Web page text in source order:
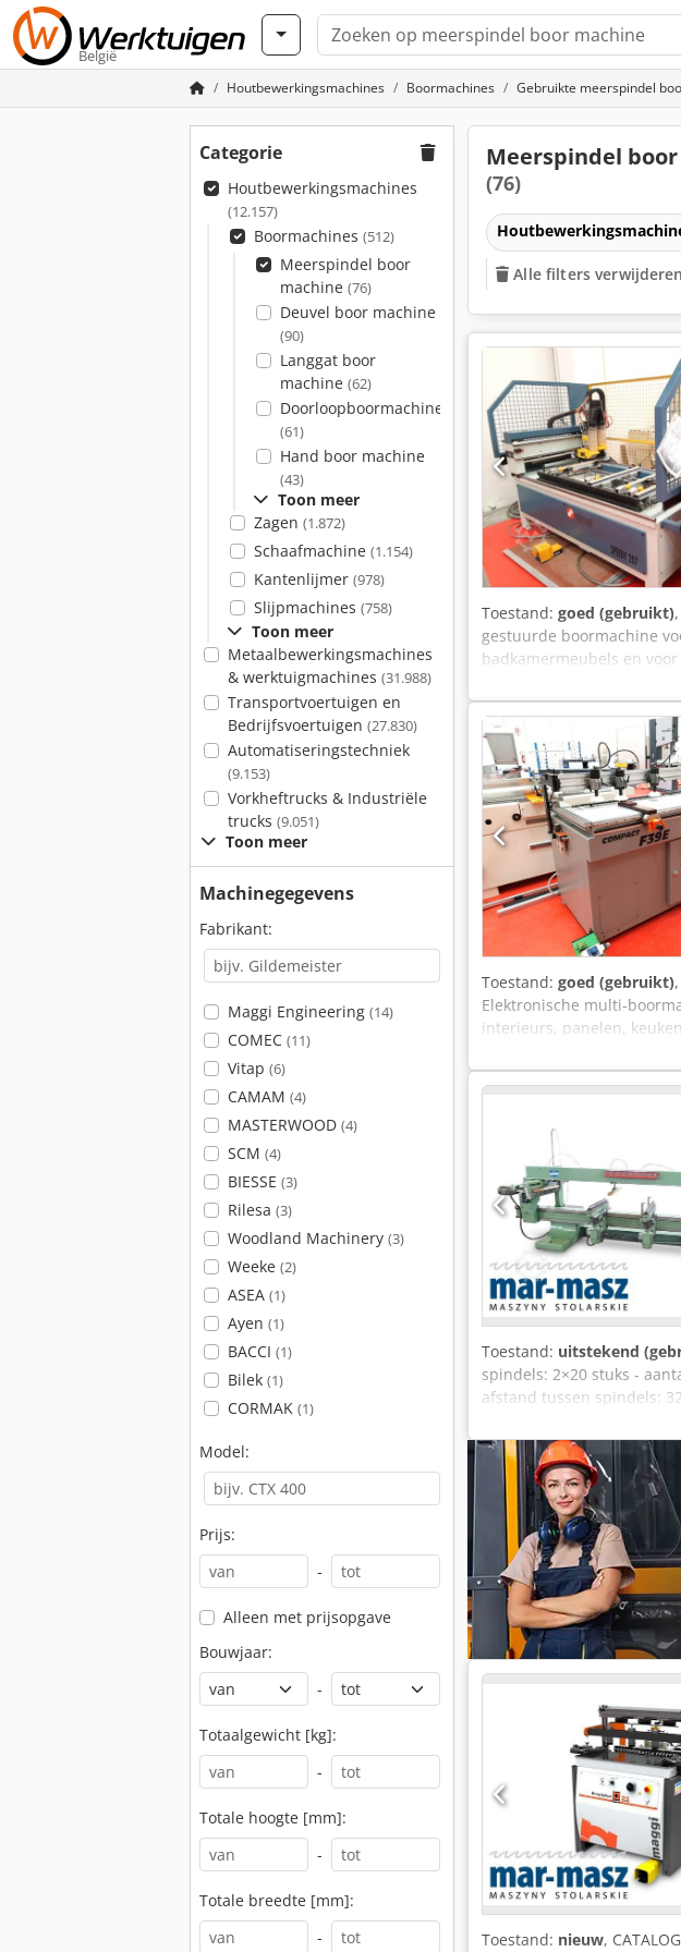
België
Houtbewerkingsmachines Boormachines Gebruikte meerspindel
Categorie
Houtbewerkingsmachines
(12.157)
Boormachines (512)
Meerspindel boor
machine (76)
Deuvel boor machine
(90)
Langgat boor
machine (62)
Doorloopboormachines
(61)
Hand boor machine
(43)
Toon meer
Zagen (1.872)
Schaafmachine (1.154)
Kantenlijmer (978)
Slijpmachines (758)
Toon meer
Metaalbewerkingsmachines
& werktuigmachines (31.988)
Transportvoertuigen en
Bedrijfsvoertuigen (27.830)
Automatiseringstechniek
(9.153)
Vorkheftrucks & Industriële
trucks (9.051)
Toon meer
Machinegegevens
Fabrikant:
Maggi Engineering (14)
COMEC (11)
Vitap (6)
CAMAM (4)
MASTERWOOD (4)
SCM (4)
BIESSE (3)
Rilesa (3)
Woodland Machinery (3)
Weeke (2)
ASEA (1)
Ayen (1)
BACCI (1)
Bilek (1)
CORMAK (1)
Model:
Prijs:
-
Alleen met prijsopgave
Bouwjaar:
-
Totaalgewicht [kg]:
-
Totale hoogte [mm]:
-
Totale breedte [mm]:
-
Meerspindel
(76)
Alle filters verwijderen
Toestand: goed (gebruikt)
gestuurde boormachine
badkamermeubels en
dubbele horizontale,
– zaagtoerental 6000 tpm.
zijdelingse aanslagen,
2800 x 750 mm te
met een capaciteit van 16
mm. Klemcilinders voor
met interactieve grafische
werking, grafische,
aanwezigheid van
Totale afmetingen –
Toestand: goed (gebruikt)
Elektronische multi-
interieurs, panelen,
voor horizontaal en
tandwielmotor en
Spindeltoerental: 4000
1216 mm Boordiepte: 65
elektrisch vermogen: 4,1
VERKOCHT IN DE STAAT
Toestand: uitstekend
spindels: 2×20 stuks -
afstand tussen spindels:
stuk: 3400 mm -
rechts/links -
boren, bevestigd op
luchtbehoefte: 6-8 bar -
12.900 PLN Dodpfxjzr U
kunnen variëren bij
Toestand: nieuw,